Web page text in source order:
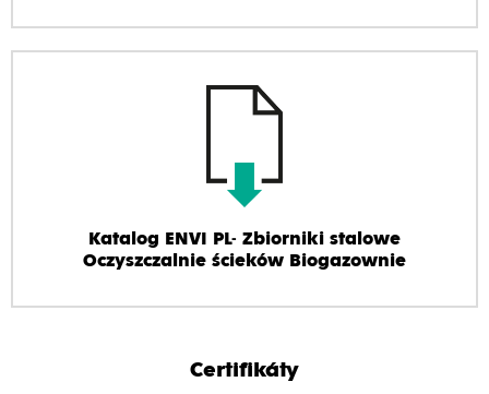
Katalog ENVI PL- Zbiorniki stalowe
Oczyszczalnie ścieków Biogazownie
Certifikáty